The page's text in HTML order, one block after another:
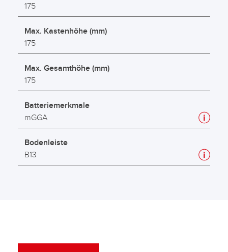
175
Max. Kastenhöhe (mm)
175
Max. Gesamthöhe (mm)
175
Batteriemerkmale
mGGA
Bodenleiste
B13